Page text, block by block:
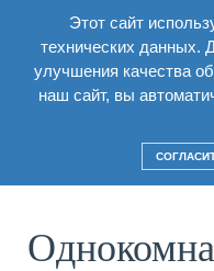
Этот сайт
технических данных.
улучшения качества
наш сайт, вы
Вернуться